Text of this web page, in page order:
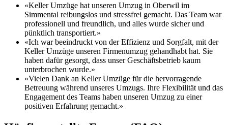
«Keller Umzüge hat unseren Umzug in Oberwil im
Simmental reibungslos und stressfrei gemacht. Das Team war
professionell und freundlich, und alles wurde sicher und
pünktlich transportiert.»
«Ich war beeindruckt von der Effizienz und Sorgfalt, mit der
Keller Umzüge unseren Firmenumzug gehandhabt hat. Sie
haben dafür gesorgt, dass unser Geschäftsbetrieb kaum
unterbrochen wurde.»
«Vielen Dank an Keller Umzüge für die hervorragende
Betreuung während unseres Umzugs. Ihre Flexibilität und das
Engagement des Teams haben unseren Umzug zu einer
positiven Erfahrung gemacht.»